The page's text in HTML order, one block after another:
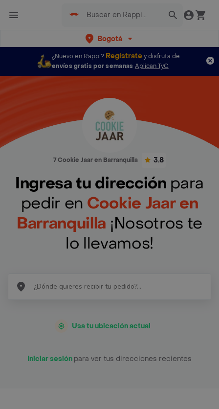
Bogotá
¿Nuevo en Rappi? Regístratey disfruta de
envíos gratis por semanas Aplican TyC
7 Cookie Jaar en Barranquilla 3.8
Ingresa tu dirección para
pedir en Cookie Jaar en
Barranquilla ¡Nosotros te
lo llevamos!
Usa tu ubicación actual
Iniciar sesión para ver tus direcciones recientes